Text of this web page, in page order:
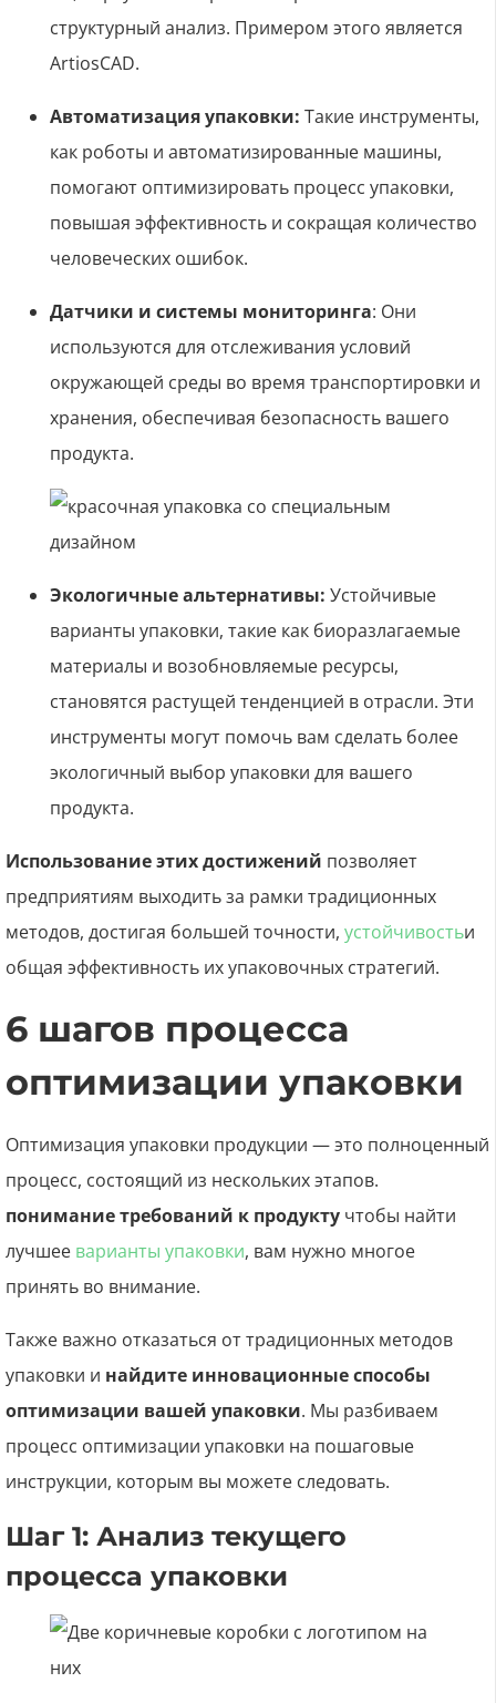
структурный анализ. Примером этого является
ArtiosCAD.
Автоматизация упаковки: Такие инструменты,
как роботы и автоматизированные машины,
помогают оптимизировать процесс упаковки,
повышая эффективность и сокращая количество
человеческих ошибок.
Датчики и системы мониторинга: Они
используются для отслеживания условий
окружающей среды во время транспортировки и
хранения, обеспечивая безопасность вашего
продукта.
Экологичные альтернативы: Устойчивые
варианты упаковки, такие как биоразлагаемые
материалы и возобновляемые ресурсы,
становятся растущей тенденцией в отрасли. Эти
инструменты могут помочь вам сделать более
экологичный выбор упаковки для вашего
продукта.
Использование этих достижений позволяет
предприятиям выходить за рамки традиционных
методов, достигая большей точности, устойчивостьи
общая эффективность их упаковочных стратегий.
6 шагов процесса
оптимизации упаковки
Оптимизация упаковки продукции — это полноценный
процесс, состоящий из нескольких этапов.
понимание требований к продукту чтобы найти
лучшее варианты упаковки, вам нужно многое
принять во внимание.
Также важно отказаться от традиционных методов
упаковки и найдите инновационные способы
оптимизации вашей упаковки. Мы разбиваем
процесс оптимизации упаковки на пошаговые
инструкции, которым вы можете следовать.
Шаг 1: Анализ текущего
процесса упаковки